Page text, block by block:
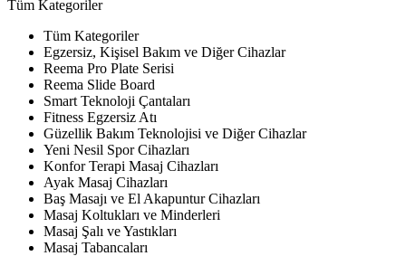
Tüm Kategoriler
Tüm Kategoriler
Egzersiz, Kişisel Bakım ve Diğer Cihazlar
Reema Pro Plate Serisi
Reema Slide Board
Smart Teknoloji Çantaları
Fitness Egzersiz Atı
Güzellik Bakım Teknolojisi ve Diğer Cihazlar
Yeni Nesil Spor Cihazları
Konfor Terapi Masaj Cihazları
Ayak Masaj Cihazları
Baş Masajı ve El Akapuntur Cihazları
Masaj Koltukları ve Minderleri
Masaj Şalı ve Yastıkları
Masaj Tabancaları